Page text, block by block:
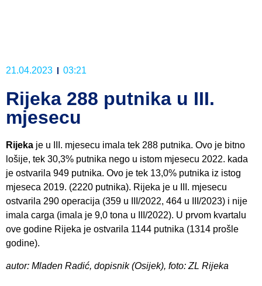
21.04.2023 03:21
Rijeka 288 putnika u III.
mjesecu
Rijeka je u III. mjesecu imala tek 288 putnika. Ovo je bitno
lošije, tek 30,3% putnika nego u istom mjesecu 2022. kada
je ostvarila 949 putnika. Ovo je tek 13,0% putnika iz istog
mjeseca 2019. (2220 putnika). Rijeka je u III. mjesecu
ostvarila 290 operacija (359 u III/2022, 464 u III/2023) i nije
imala carga (imala je 9,0 tona u III/2022). U prvom kvartalu
ove godine Rijeka je ostvarila 1144 putnika (1314 prošle
godine).
autor: Mladen Radić, dopisnik (Osijek), foto: ZL Rijeka